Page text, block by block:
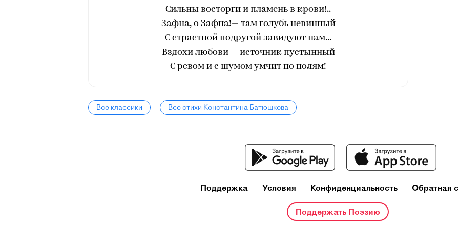
Сильны восторги и пламень в крови!..
Зафна, о Зафна!— там голубь невинный
С страстной подругой завидуют нам...
Вздохи любови — источник пустынный
С ревом и с шумом умчит по полям!
Все классики Все стихи Константина Батюшкова
Поддержка Условия Конфиденциальность Обратная
Поддержать Поэзию